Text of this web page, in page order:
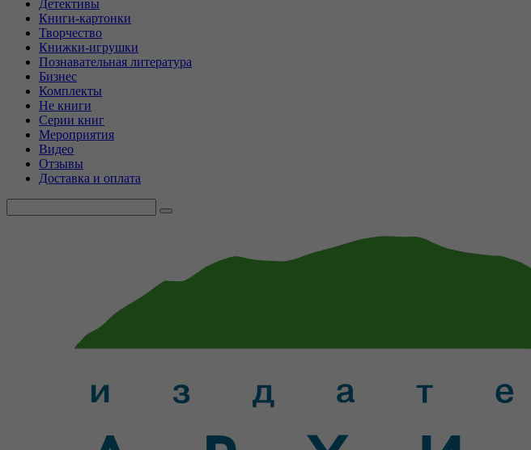
Детективы
Книги-картонки
Творчество
Книжки-игрушки
Познавательная литература
Бизнес
Комплекты
Не книги
Серии книг
Мероприятия
Видео
Отзывы
Доставка и оплата